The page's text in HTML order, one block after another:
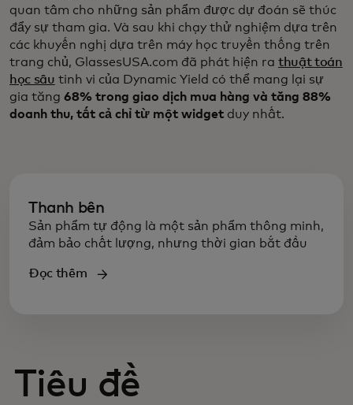
quan tâm cho những sản phẩm được dự đoán sẽ thúc
đẩy sự tham gia. Và sau khi chạy thử nghiệm dựa trên
các khuyến nghị dựa trên máy học truyền thống trên
trang chủ, GlassesUSA.com đã phát hiện ra thuật toán
học sâu tinh vi của Dynamic Yield có thể mang lại sự
gia tăng 68% trong giao dịch mua hàng và tăng 88%
doanh thu, tất cả chỉ từ một widget duy nhất.
Thanh bên
Sản phẩm tự động là một sản phẩm thông minh,
đảm bảo chất lượng, nhưng thời gian bắt đầu
Đọc thêm
Tiêu đề